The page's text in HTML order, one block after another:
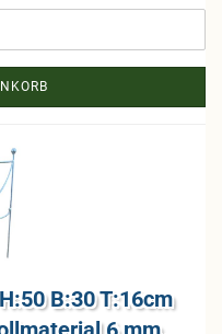
B:30 T:16cm